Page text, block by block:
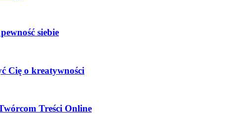
siebie
Cię o kreatywności
Treści Online